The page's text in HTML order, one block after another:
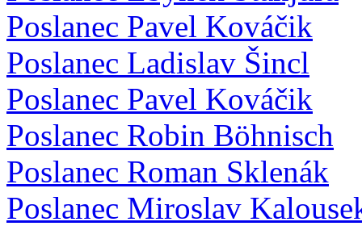
Poslanec Pavel Kováčik
Poslanec Ladislav Šincl
Poslanec Pavel Kováčik
Poslanec Robin Böhnisch
Poslanec Roman Sklenák
Poslanec Miroslav